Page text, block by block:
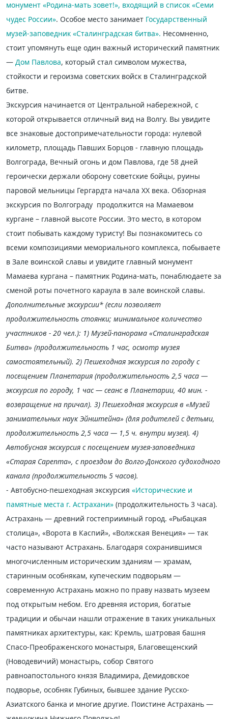
монумент «Родина-мать зовет!», входящий в список «Семи
чудес России». Особое место занимает Государственный
музей-заповедник «Сталинградская битва». Несомненно,
стоит упомянуть еще один важный исторический памятник
— Дом Павлова, который стал символом мужества,
стойкости и героизма советских войск в Сталинградской
битве.
Экскурсия начинается от Центральной набережной, с
которой открывается отличный вид на Волгу. Вы увидите
все знаковые достопримечательности города: нулевой
километр, площадь Павших Борцов - главную площадь
Волгограда, Вечный огонь и дом Павлова, где 58 дней
героически держали оборону советские бойцы, руины
паровой мельницы Гергардта начала XX века. Обзорная
экскурсия по Волгограду продолжится на Мамаевом
кургане – главной высоте России. Это место, в котором
стоит побывать каждому туристу! Вы познакомитесь со
всеми композициями мемориального комплекса, побываете
в Зале воинской славы и увидите главный монумент
Мамаева кургана – памятник Родина-мать, понаблюдаете за
сменой роты почетного караула в зале воинской славы.
Дополнительные экскурсии* (если позволяет
продолжительность стоянки; минимальное количество
участников - 20 чел.): 1) Музей-панорама «Сталинградская
Битва» (продолжительность 1 час, осмотр музея
самостоятельный). 2) Пешеходная экскурсия по городу с
посещением Планетария (продолжительность 2,5 часа —
экскурсия по городу, 1 час — сеанс в Планетарии, 40 мин. -
возвращение на причал). 3) Пешеходная экскурсия в «Музей
занимательных наук Эйнштейна» (для родителей с детьми,
продолжительность 2,5 часа — 1,5 ч. внутри музея). 4)
Автобусная экскурсия с посещением музея-заповедника
«Старая Сарепта», с проездом до Волго-Донского судоходного
канала (продолжительность 5 часов).
- Автобусно-пешеходная экскурсия «Исторические и
памятные места г. Астрахани» (продолжительность 3 часа).
Астрахань — древний гостеприимный город. «Рыбацкая
столица», «Ворота в Каспий», «Волжская Венеция» — так
часто называют Астрахань. Благодаря сохранившимся
многочисленным историческим зданиям — храмам,
старинным особнякам, купеческим подворьям —
современную Астрахань можно по праву назвать музеем
под открытым небом. Его древняя история, богатые
традиции и обычаи нашли отражение в таких уникальных
памятниках архитектуры, как: Кремль, шатровая башня
Спасо-Преображенского монастыря, Благовещенский
(Новодевичий) монастырь, собор Святого
равноапостольного князя Владимира, Демидовское
подворье, особняк Губиных, бывшее здание Русско-
Азиатского банка и многие другие. Поистине Астрахань —